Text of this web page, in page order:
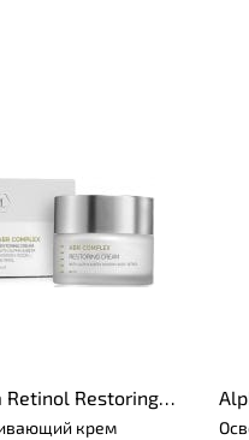
Retinol Restoring
крем